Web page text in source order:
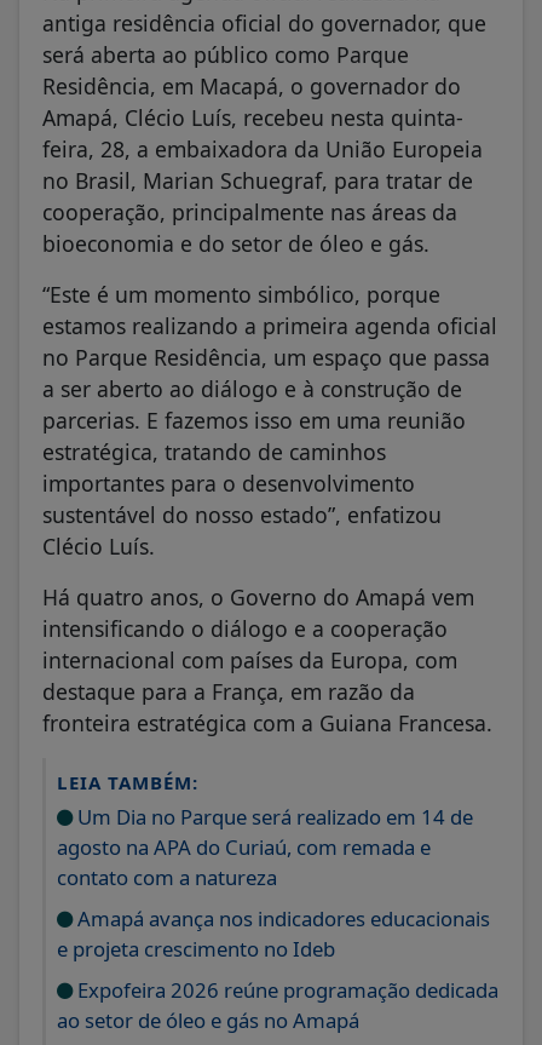
antiga residência oficial do governador, que
será aberta ao público como Parque
Residência, em Macapá, o governador do
Amapá, Clécio Luís, recebeu nesta quinta-
feira, 28, a embaixadora da União Europeia
no Brasil, Marian Schuegraf, para tratar de
cooperação, principalmente nas áreas da
bioeconomia e do setor de óleo e gás.
“Este é um momento simbólico, porque
estamos realizando a primeira agenda oficial
no Parque Residência, um espaço que passa
a ser aberto ao diálogo e à construção de
parcerias. E fazemos isso em uma reunião
estratégica, tratando de caminhos
importantes para o desenvolvimento
sustentável do nosso estado”, enfatizou
Clécio Luís.
Há quatro anos, o Governo do Amapá vem
intensificando o diálogo e a cooperação
internacional com países da Europa, com
destaque para a França, em razão da
fronteira estratégica com a Guiana Francesa.
LEIA TAMBÉM:
Um Dia no Parque será realizado em 14 de
agosto na APA do Curiaú, com remada e
contato com a natureza
Amapá avança nos indicadores educacionais
e projeta crescimento no Ideb
Expofeira 2026 reúne programação dedicada
ao setor de óleo e gás no Amapá